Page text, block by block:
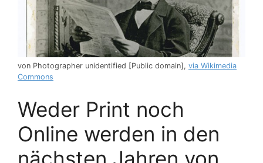
von Photographer unidentified [Public domain], via Wikimedia
Commons
Weder Print noch
Online werden in den